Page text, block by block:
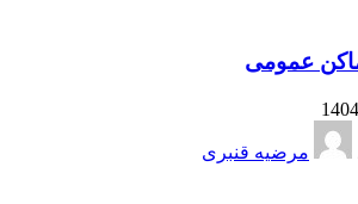
عمومی
مرضیه قنبری